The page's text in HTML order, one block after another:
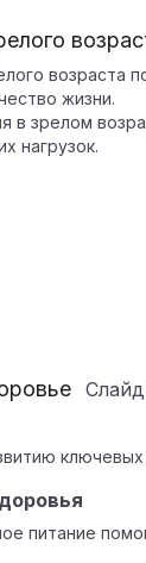
возраста
жизни.
в зрелом
нагрузок.
Слайд
питание